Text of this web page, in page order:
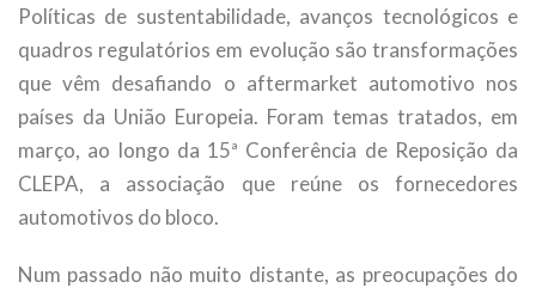
Políticas de sustentabilidade, avanços tecnológicos e
quadros regulatórios em evolução são transformações
que vêm desafiando o aftermarket automotivo nos
países da União Europeia. Foram temas tratados, em
março, ao longo da 15ª Conferência de Reposição da
CLEPA, a associação que reúne os fornecedores
automotivos do bloco.
Num passado não muito distante, as preocupações do